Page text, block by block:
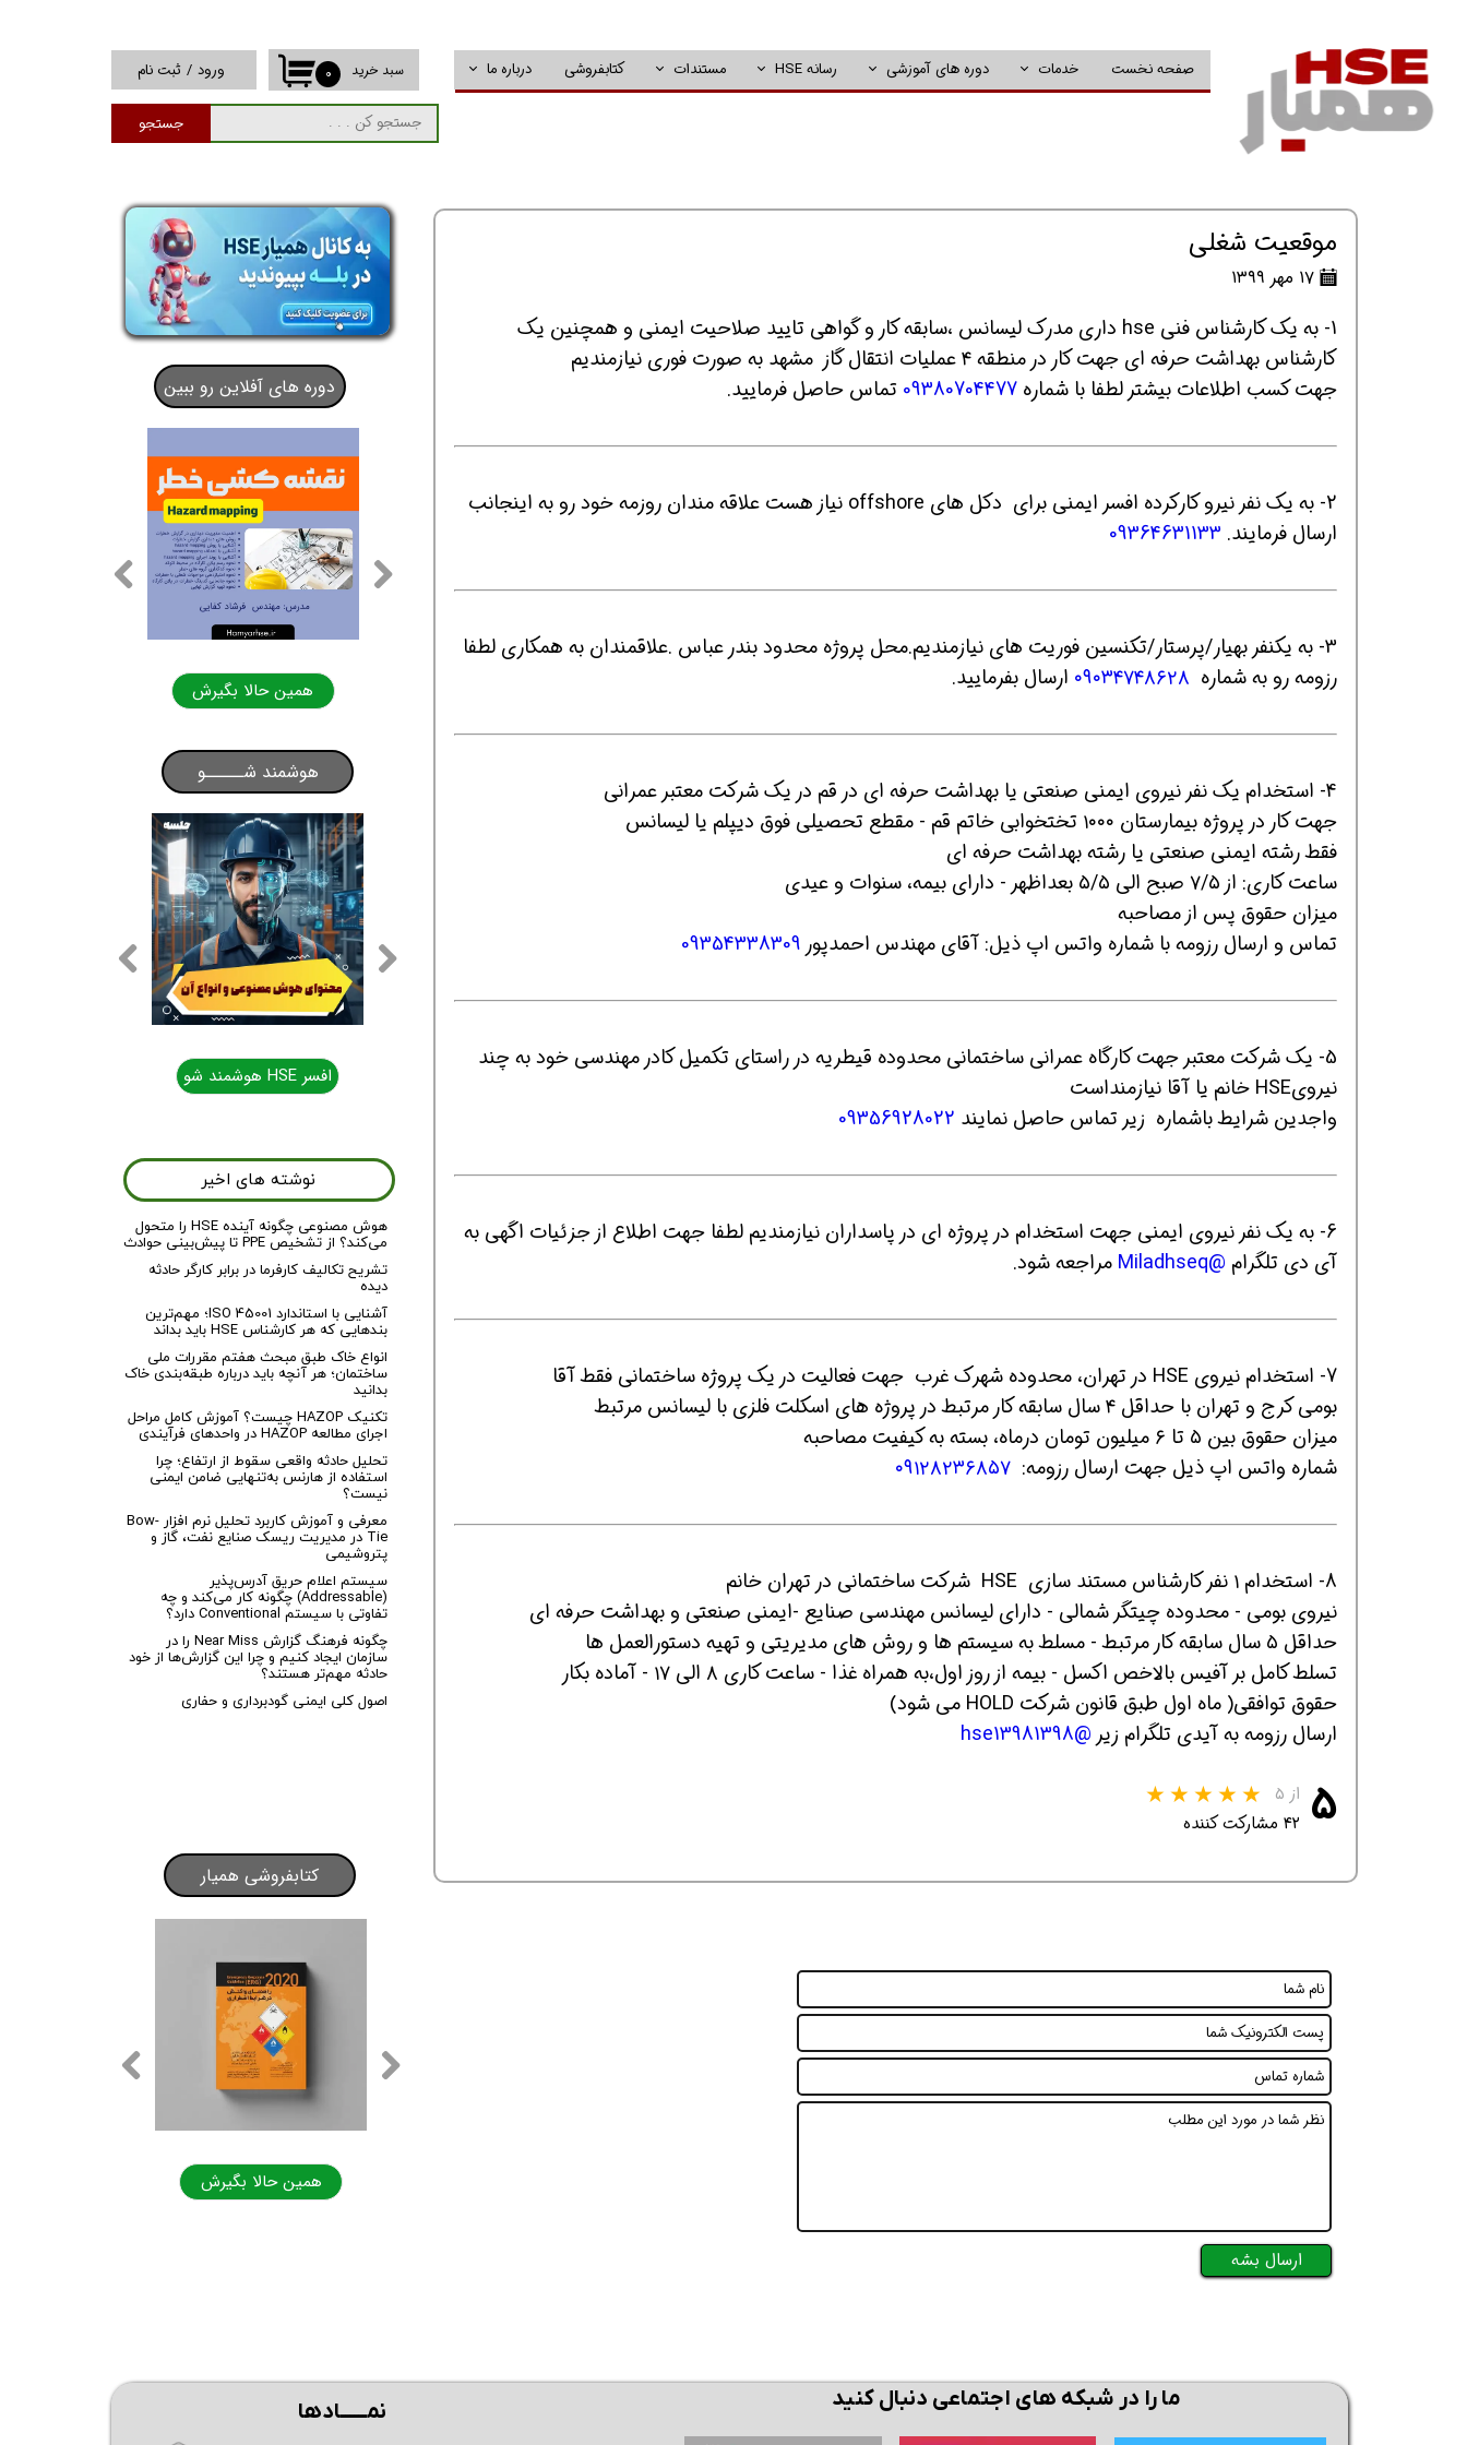
صفحه نخست خدمات دوره های آموزشی رسانه HSE
پادکست Safety Cast
مستندات کتابفروشی درباره ما
جستجو
۰ سبد خرید ورود / ثبت نام
حساب کاربری من
تغییر گذر واژه
خروج از حساب
کاربری
موقعیت شغلی
۱۷ مهر ۱۳۹۹
1- به یک کارشناس فنی hse داری مدرک لیسانس ،سابقه کار و گواهی تایید صلاحیت ایمنی و همچنین یک
کارشناس بهداشت حرفه ای جهت کار در منطقه ۴ عملیات انتقال گاز مشهد به صورت فوری نیازمندیم
جهت کسب اطلاعات بیشتر لطفا با شماره 09380704477 تماس حاصل فرمایید.
2- به یک نفر نیرو کارکرده افسر ایمنی برای دکل های offshore نیاز هست علاقه مندان روزمه خود رو به اینجانب
ارسال فرمایند‌. 09364631133
3- به یکنفر بهیار/پرستار/تکنسین فوریت های نیازمندیم.محل پروژه محدود بندر عباس .علاقمندان به همکاری لطفا
رزومه رو به شماره ۰۹۰۳۴۷۴۸۶۲۸ ارسال بفرمایید.
4- استخدام یک نفر نیروی ایمنی صنعتی یا بهداشت حرفه ای در قم در یک شرکت معتبر عمرانی
جهت کار در پروژه بیمارستان ۱۰۰۰ تختخوابی خاتم قم - مقطع تحصیلی فوق دیپلم یا لیسانس
فقط رشته ایمنی صنعتی یا رشته بهداشت حرفه ای
ساعت کاری: از ۷/۵ صبح الی ۵/۵ بعداظهر - دارای بیمه، سنوات و عیدی
میزان حقوق پس از مصاحبه
تماس و ارسال رزومه با شماره واتس اپ ذیل: آقای مهندس احمدپور 09354338309
5- يك شركت معتبر جهت كارگاه عمرانى ساختمانى محدوده قيطريه در راستاى تكميل كادر مهندسى خود به چند
نيروىHSE خانم يا آقا نيازمنداست
واجدين شرايط باشماره زير تماس حاصل نمايند 09356928022
6- به یک نفر نیروی ایمنی جهت استخدام در پروژه ای در پاسداران نیازمندیم لطفا جهت اطلاع از جزئیات اگهی به
آی دی تلگرام @Miladhseq مراجعه شود.
7- استخدام نيروی HSE در تهران، محدوده شهرك غرب جهت فعاليت در يك پروژه ساختمانی فقط آقا
بومی کرج و تهران با حداقل ۴ سال سابقه کار مرتبط در پروژه هاي اسكلت فلزی با لیسانس مرتبط
میزان حقوق بين ٥ تا ٦ میلیون تومان درماه، بسته به کیفیت مصاحبه
شماره واتس اپ ذیل جهت ارسال رزومه: ٠٩١٢٨٢٣٦٨٥٧
8- استخدام ۱ نفر کارشناس مستند سازی HSE شرکت ساختمانی در تهران خانم
نیروی بومی - محدوده چیتگر شمالی - دارای لیسانس مهندسی صنایع -ایمنی صنعتی و بهداشت حرفه ای
حداقل ۵ سال سابقه کار مرتبط - مسلط به سیستم ها و روش های مدیریتی و تهیه دستورالعمل ها
تسلط کامل بر آفیس بالاخص اکسل - بیمه از روز اول،به همراه غذا - ساعت کاری ۸ الی ۱۷ - آماده بکار
حقوق توافقی( ماه اول طبق قانون شرکت HOLD می شود)
ارسال رزومه به آیدی تلگرام زیر @hse13981398
۵ از ۵
۴۲ مشارکت کننده
هوش مصنوعی چگونه آینده HSE را متحول
می‌کند؟ از تشخیص PPE تا پیش‌بینی حوادث
تشریح تکالیف کارفرما در برابر کارگر حادثه
دیده
آشنایی با استاندارد ISO 45001؛ مهم‌ترین
بندهایی که هر کارشناس HSE باید بداند
انواع خاک طبق مبحث هفتم مقررات ملی
ساختمان؛ هر آنچه باید درباره طبقه‌بندی خاک
بدانید
تکنیک HAZOP چیست؟ آموزش کامل مراحل
اجرای مطالعه HAZOP در واحدهای فرآیندی
تحلیل حادثه واقعی سقوط از ارتفاع؛ چرا
استفاده از هارنس به‌تنهایی ضامن ایمنی
نیست؟
معرفی و آموزش کاربرد تحلیل نرم افزار Bow-
Tie در مدیریت ریسک صنایع نفت، گاز و
پتروشیمی
سیستم اعلام حریق آدرس‌پذیر
(Addressable) چگونه کار می‌کند و چه
تفاوتی با سیستم Conventional دارد؟
چگونه فرهنگ گزارش Near Miss را در
سازمان ایجاد کنیم و چرا این گزارش‌ها از خود
حادثه مهم‌تر هستند؟
اصول کلی ایمنی گودبرداری و حفاری
نوشته های اخیر
ارسال بشه
همین حالا بگیرش همین حالا بگیرش همین حالا بگیرش همین حالا بگیرش
دوره های آفلاین رو ببین
کتابفروشی همیار
همین حالا بگیرش
هوشمند شـــــو
افسر HSE هوشمند شو افسر HSE هوشمند شو افسر HSE هوشمند شو افسر HSE هوشمند شو
ما را در شبکه های اجتماعی دنبال کنید نمــــــادها